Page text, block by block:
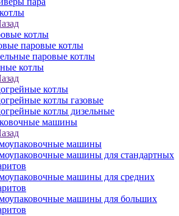
котлы
паровые котлы
паровые котлы
котлы
котлы
котлы газовые
котлы дизельные
машины
машины
машины для стандартных
машины для средних
машины для больших